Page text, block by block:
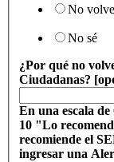
No
No sé
¿Por qué no
Ciudadanas?
En una escala
10 "Lo
recomiende el
ingresar una